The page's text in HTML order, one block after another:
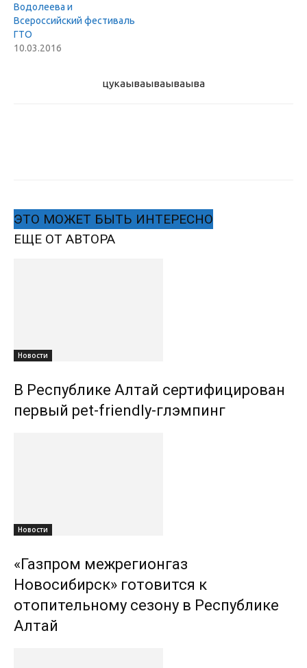
Водолеева и
Всероссийский фестиваль
ГТО
10.03.2016
цукаываываываыва
ЭТО МОЖЕТ БЫТЬ ИНТЕРЕСНО
ЕЩЕ ОТ АВТОРА
Новости
В Республике Алтай сертифицирован
первый pet-friendly-глэмпинг
Новости
«Газпром межрегионгаз
Новосибирск» готовится к
отопительному сезону в Республике
Алтай